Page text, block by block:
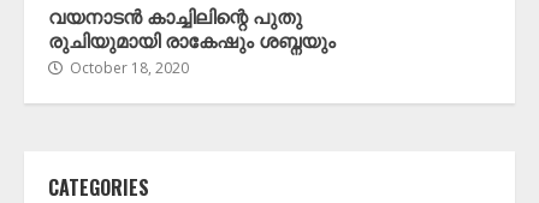
വയനാടൻ കാച്ചിലിന്റെ പുതു
രുചിയുമായി രാകേഷും ശബ്നയും
October 18, 2020
CATEGORIES